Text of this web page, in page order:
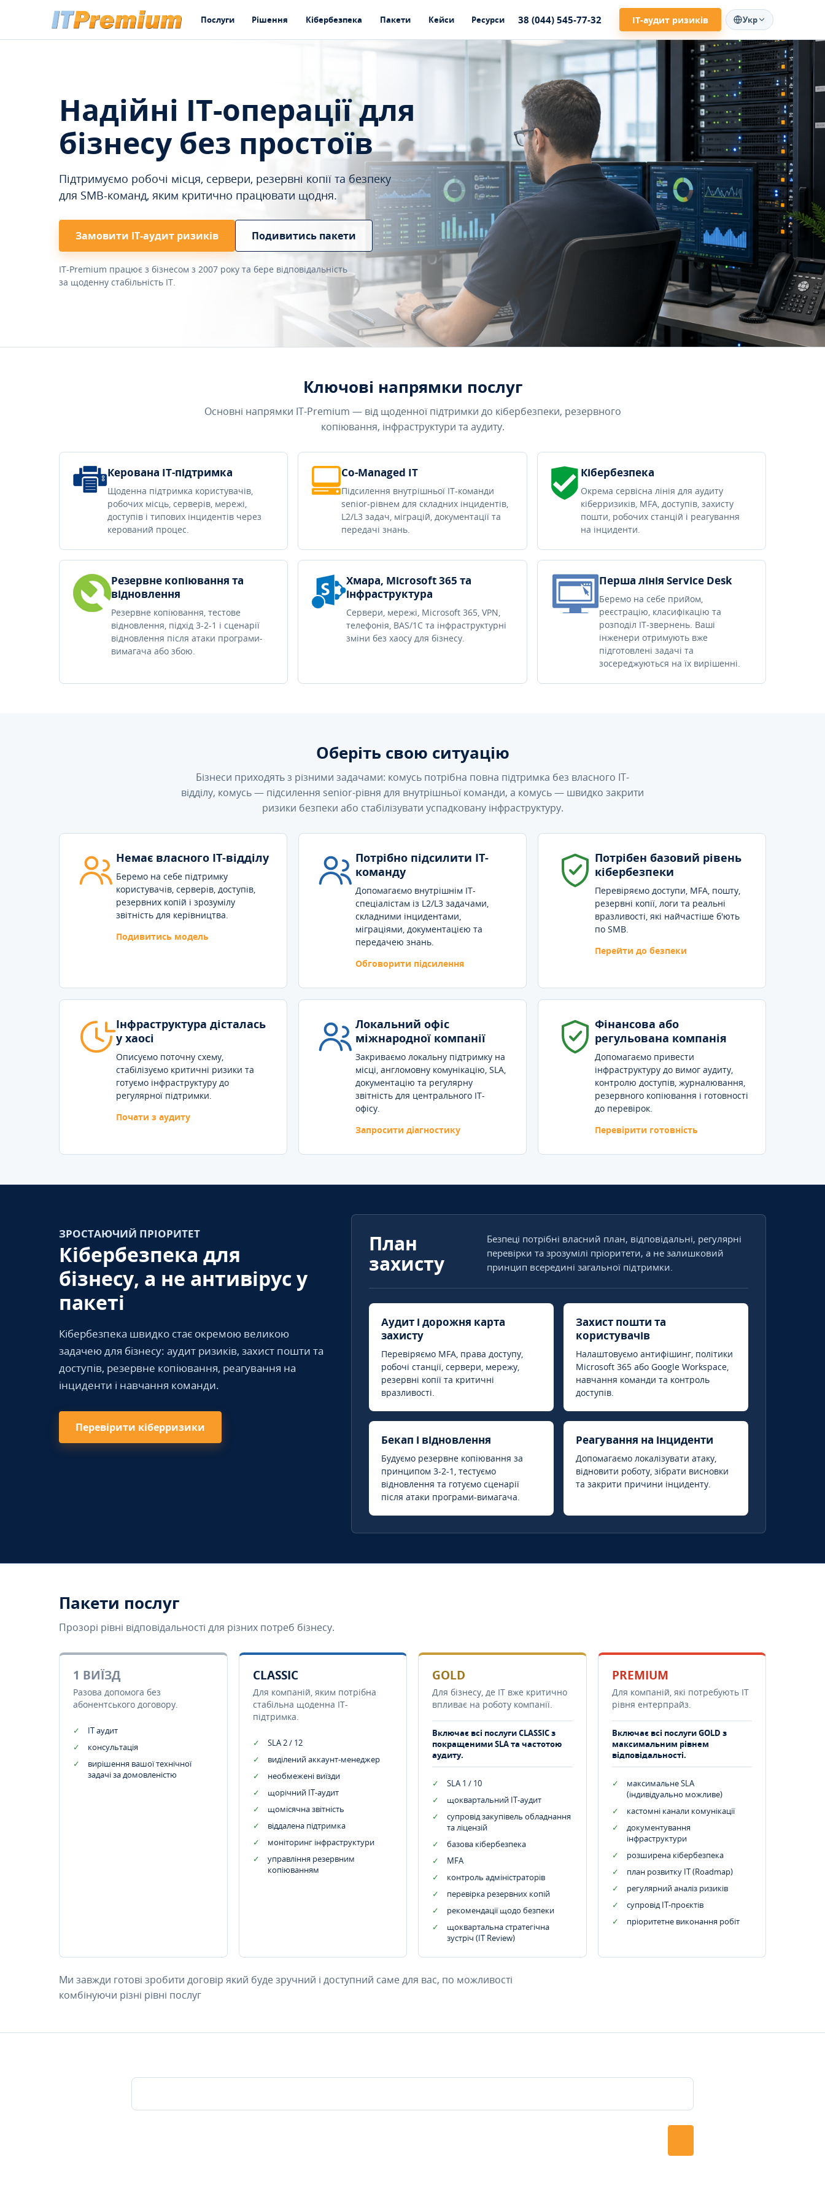
Послуги Рішення Кібербезпека Пакети Кейси Ресурси 38 (044) 545-77-32 ІТ-аудит ризиків Укр
Надійні IT-операції для
бізнесу без простоїв
Підтримуємо робочі місця, сервери, резервні копії та безпеку
для SMB-команд, яким критично працювати щодня.
Замовити ІТ-аудит ризиків Подивитись пакети
IT-Premium працює з бізнесом з 2007 року та бере відповідальність
за щоденну стабільність IT.
Ключові напрямки послуг
Основні напрямки IT-Premium — від щоденної підтримки до кібербезпеки, резервного
копіювання, інфраструктури та аудиту.
Керована IT-підтримка
Щоденна підтримка користувачів,
робочих місць, серверів, мережі,
доступів і типових інцидентів через
керований процес.
Co-Managed IT
Підсилення внутрішньої IT-команди
senior-рівнем для складних інцидентів,
L2/L3 задач, міграцій, документації та
передачі знань.
Кібербезпека
Окрема сервісна лінія для аудиту
кіберризиків, MFA, доступів, захисту
пошти, робочих станцій і реагування
на інциденти.
Резервне копіювання та
відновлення
Резервне копіювання, тестове
відновлення, підхід 3-2-1 і сценарії
відновлення після атаки програми-
вимагача або збою.
Хмара, Microsoft 365 та
інфраструктура
Сервери, мережі, Microsoft 365, VPN,
телефонія, BAS/1C та інфраструктурні
зміни без хаосу для бізнесу.
Перша лінія Service Desk
Беремо на себе прийом,
реєстрацію, класифікацію та
розподіл IT-звернень. Ваші
інженери отримують вже
підготовлені задачі та
зосереджуються на їх вирішенні.
Оберіть свою ситуацію
Бізнеси приходять з різними задачами: комусь потрібна повна підтримка без власного IT-
відділу, комусь — підсилення senior-рівня для внутрішньої команди, а комусь — швидко закрити
ризики безпеки або стабілізувати успадковану інфраструктуру.
Немає власного IT-відділу
Беремо на себе підтримку
користувачів, серверів, доступів,
резервних копій і зрозумілу
звітність для керівництва.
Подивитись модель
Потрібно підсилити IT-
команду
Допомагаємо внутрішнім IT-
спеціалістам із L2/L3 задачами,
складними інцидентами,
міграціями, документацією та
передачею знань.
Обговорити підсилення
Потрібен базовий рівень
кібербезпеки
Перевіряємо доступи, MFA, пошту,
резервні копії, логи та реальні
вразливості, які найчастіше б'ють
по SMB.
Перейти до безпеки
Інфраструктура дісталась
у хаосі
Описуємо поточну схему,
стабілізуємо критичні ризики та
готуємо інфраструктуру до
регулярної підтримки.
Почати з аудиту
Локальний офіс
міжнародної компанії
Закриваємо локальну підтримку на
місці, англомовну комунікацію, SLA,
документацію та регулярну
звітність для центрального IT-
офісу.
Запросити діагностику
Фінансова або
регульована компанія
Допомагаємо привести
інфраструктуру до вимог аудиту,
контролю доступів, журналювання,
резервного копіювання і готовності
до перевірок.
Перевірити готовність
ЗРОСТАЮЧИЙ ПРІОРИТЕТ
Кібербезпека для
бізнесу, а не антивірус у
пакеті
Кібербезпека швидко стає окремою великою
задачею для бізнесу: аудит ризиків, захист пошти та
доступів, резервне копіювання, реагування на
інциденти і навчання команди.
Перевірити кіберризики
План
захисту
Безпеці потрібні власний план, відповідальні, регулярні
перевірки та зрозумілі пріоритети, а не залишковий
принцип всередині загальної підтримки.
Аудит і дорожня карта
захисту
Перевіряємо MFA, права доступу,
робочі станції, сервери, мережу,
резервні копії та критичні
вразливості.
Захист пошти та
користувачів
Налаштовуємо антифішинг, політики
Microsoft 365 або Google Workspace,
навчання команди та контроль
доступів.
Бекап і відновлення
Будуємо резервне копіювання за
принципом 3-2-1, тестуємо
відновлення та готуємо сценарії
після атаки програми-вимагача.
Реагування на інциденти
Допомагаємо локалізувати атаку,
відновити роботу, зібрати висновки
та закрити причини інциденту.
Пакети послуг
Прозорі рівні відповідальності для різних потреб бізнесу.
1 ВИЇЗД
Разова допомога без
абонентського договору.
IT аудит
консультація
вирішення вашої технічної
задачі за домовленістю
CLASSIC
Для компаній, яким потрібна
стабільна щоденна IT-
підтримка.
SLA 2 / 12
виділений аккаунт-менеджер
необмежені виїзди
щорічний IT-аудит
щомісячна звітність
віддалена підтримка
моніторинг інфраструктури
управління резервним
копіюванням
GOLD
Для бізнесу, де IT вже критично
впливає на роботу компанії.
Включає всі послуги CLASSIC з
покращеними SLA та частотою
аудиту.
SLA 1 / 10
щоквартальний IT-аудит
супровід закупівель обладнання
та ліцензій
базова кібербезпека
MFA
контроль адміністраторів
перевірка резервних копій
рекомендації щодо безпеки
щоквартальна стратегічна
зустріч (IT Review)
PREMIUM
Для компаній, які потребують ІТ
рівня ентерпрайз.
Включає всі послуги GOLD з
максимальним рівнем
відповідальності.
максимальне SLA
(індивідуально можливе)
кастомні канали комунікації
документування
інфраструктури
розширена кібербезпека
план розвитку IT (Roadmap)
регулярний аналіз ризиків
супровід ІТ-проєктів
пріоритетне виконання робіт
Ми завжди готові зробити договір який буде зручний і доступний саме для вас, по можливості
комбінуючи різні рівні послуг